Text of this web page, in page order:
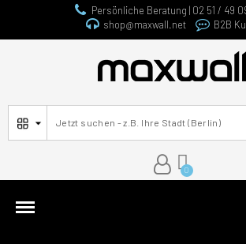
Persönliche Beratung | 02 51 / 49
shop@maxwall.net
B2B